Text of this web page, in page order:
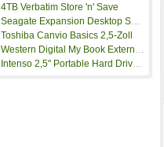
4TB Verbatim Store 'n' Save
Seagate Expansion Desktop STKP
Toshiba Canvio Basics 2,5-Zoll
Western Digital My Book Externe Festplatten
Intenso 2,5" Portable Hard Drive Certified Refurbished